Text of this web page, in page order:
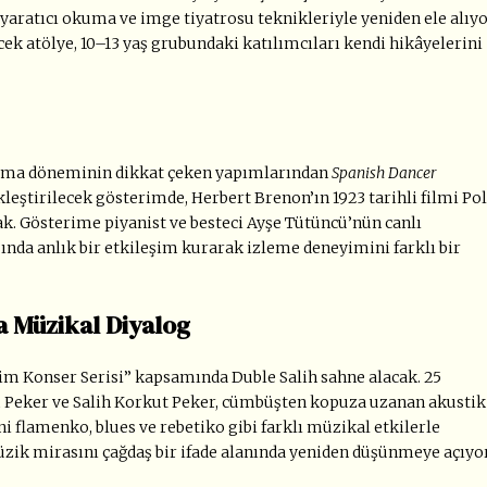
okuma ve imge tiyatrosu teknikleriyle yeniden ele
atölye, 10–13 yaş grubundaki katılımcıları kendi hikâyelerini
döneminin dikkat çeken yapımlarındanSpanish Dancer
gösterimde, Herbert Brenon’ın 1923 tarihli filmi
Gösterime piyanist ve besteci Ayşe Tütüncü’nün canlı
anlık bir etkileşim kurarak izleme deneyimini farklı bir
Müzikal Diyalog
Konser Serisi” kapsamında Duble Salih sahne alacak. 25
Peker ve Salih Korkut Peker, cümbüşten kopuza uzanan akustik
flamenko, blues ve rebetiko gibi farklı müzikal etkilerle
mirasını çağdaş bir ifade alanında yeniden düşünmeye